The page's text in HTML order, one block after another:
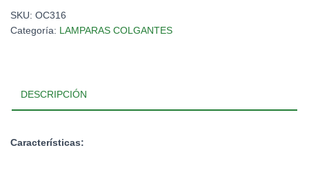
SKU: OC316
Categoría: LAMPARAS COLGANTES
DESCRIPCIÓN
Características: